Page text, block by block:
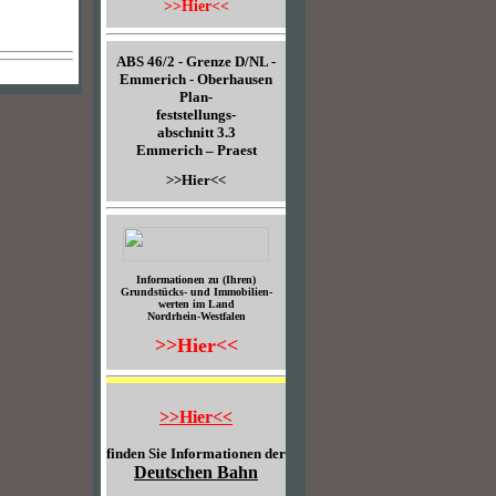
>>Hier<<
ABS 46/2 - Grenze D/NL -
Emmerich - Oberhausen
Plan-
feststellungs-
abschnitt 3.3
Emmerich – Praest
>>Hier<<
Informationen zu (Ihren)
Grundstücks- und Immobilien-
werten im Land
Nordrhein-Westfalen
>>Hier<<
>>Hier<<
finden Sie Informationen der
Deutschen Bahn